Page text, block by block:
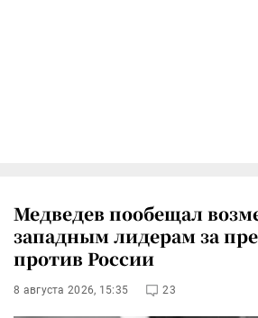
Медведев пообещал
западным лидерам за
против России
8 августа 2026, 15:35 23